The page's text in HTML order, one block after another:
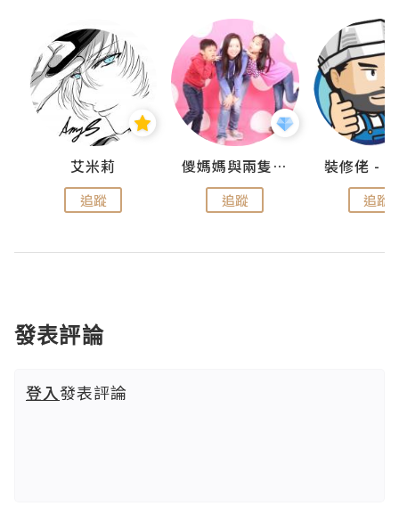
艾米莉
追蹤
儍媽媽與兩隻小魔怪之家
追蹤 追蹤
發表評論
登入發表評論